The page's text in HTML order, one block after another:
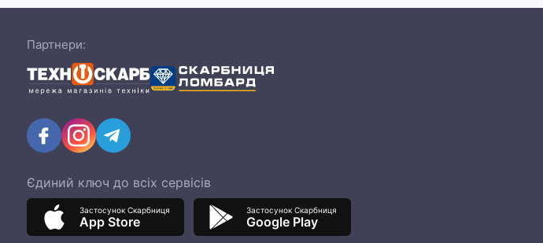
Партнери:
Єдиний ключ до всіх сервісів
Застосунок Скарбниця
App Store
Застосунок Скарбниця
Google Play